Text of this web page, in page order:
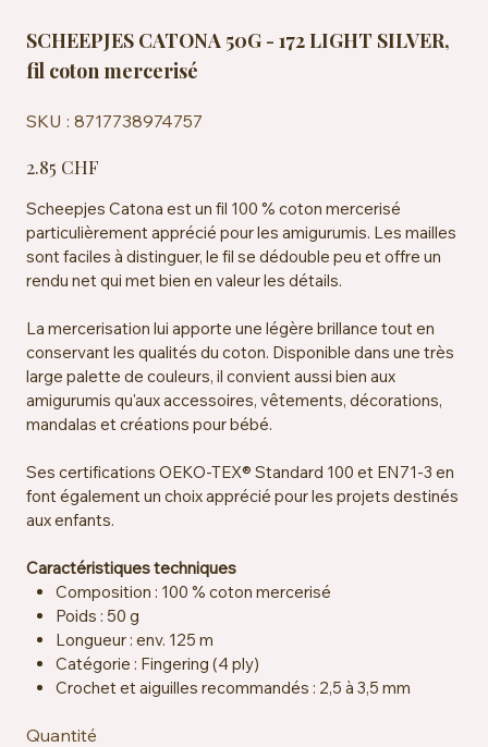
SCHEEPJES CATONA 50G - 172 LIGHT SILVER,
fil coton mercerisé
SKU : 8717738974757
8717738974757
2.85 CHF
Scheepjes Catona est un fil 100 % coton mercerisé
particulièrement apprécié pour les amigurumis. Les mailles
sont faciles à distinguer, le fil se dédouble peu et offre un
rendu net qui met bien en valeur les détails.
La mercerisation lui apporte une légère brillance tout en
conservant les qualités du coton. Disponible dans une très
large palette de couleurs, il convient aussi bien aux
amigurumis qu'aux accessoires, vêtements, décorations,
mandalas et créations pour bébé.
Ses certifications OEKO-TEX® Standard 100 et EN71-3 en
font également un choix apprécié pour les projets destinés
aux enfants.
Caractéristiques techniques
Composition : 100 % coton mercerisé
Poids : 50 g
Longueur : env. 125 m
Catégorie : Fingering (4 ply)
Crochet et aiguilles recommandés : 2,5 à 3,5 mm
aiguilles 2,5 mm
Quantité